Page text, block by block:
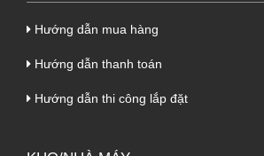
Hướng dẫn mua hàng
Hướng dẫn thanh toán
Hướng dẫn thi công lắp đặt